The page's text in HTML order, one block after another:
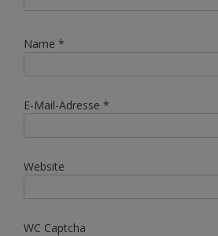
Name *
E-Mail-Adresse *
Website
WC Captcha